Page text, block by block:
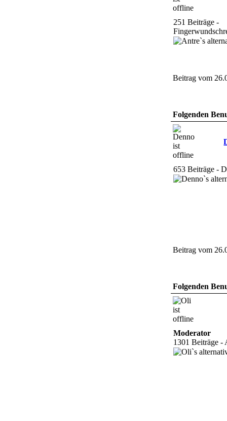
251 Beiträge -
Beitrag vom
Folgenden
653 Beiträge -
Beitrag vom
Folgenden
Moderator
1301 Beiträge -